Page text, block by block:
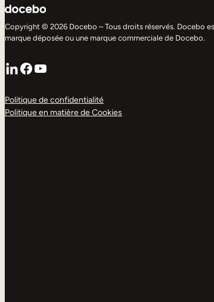
Copyright © 2026 Docebo – Tous droits réservés. Docebo
marque déposée ou une marque commerciale de Docebo.
LinkedIn
Facebook
YouTube
Politique de confidentialité
Politique en matière de Cookies